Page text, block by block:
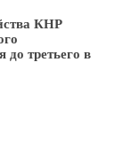
КНР
до третьего в